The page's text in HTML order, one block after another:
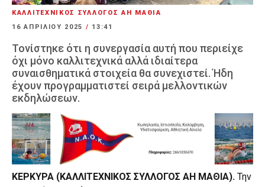
ΚΑΛΛΙΤΕΧΝΙΚΟΣ ΣΥΛΛΟΓΟΣ ΑΗ ΜΑΘΙΑ
16 ΑΠΡΙΛΊΟΥ 2025 / 13:41
Τονίστηκε ότι η συνεργασία αυτή που περιείχε
όχι μόνο καλλιτεχνικά αλλά ιδιαίτερα
συναισθηματικά στοιχεία θα συνεχιστεί. Ήδη
έχουν προγραμματιστεί σειρά μελλοντικών
εκδηλώσεων.
ΚΕΡΚΥΡΑ (ΚΑΛΛΙΤΕΧΝΙΚΟΣ ΣΥΛΛΟΓΟΣ ΑΗ ΜΑΘΙΑ). Την